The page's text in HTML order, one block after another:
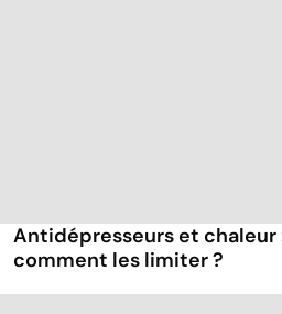
Antidépresseurs et chaleur
comment les limiter ?